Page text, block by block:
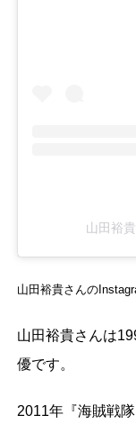
山田裕
山田裕貴さんの
山田裕貴さんは
優です。
2011年『海賊戦